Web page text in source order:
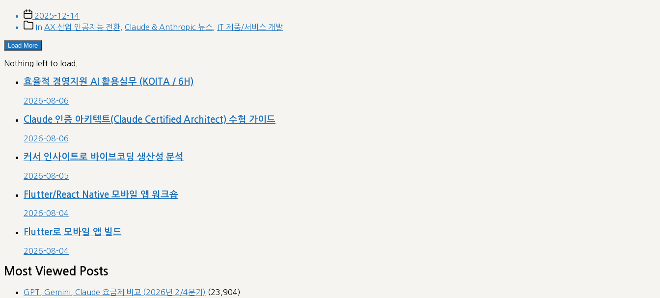
Post
date
2025-12-14
PostIn AX 산업 인공지능 전환 Claude & Anthropic 뉴스 IT 제품/서비스 개발
Load More
Nothing left to load.
효율적 경영지원 AI 활용실무 (KOITA / 6H)
2026-08-06
Claude 인증 아키텍트(Claude Certified Architect) 수험 가이드
2026-08-06
커서 인사이트로 바이브코딩 생산성 분석
2026-08-05
Flutter/React Native 모바일 앱 워크숍
2026-08-04
Flutter로 모바일 앱 빌드
2026-08-04
Most Viewed Posts
GPT, Gemini, Claude 요금제 비교 (2026년 2/4분기) (23,904)